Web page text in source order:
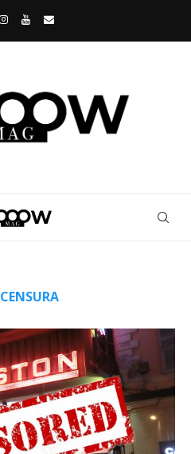
CENSURA